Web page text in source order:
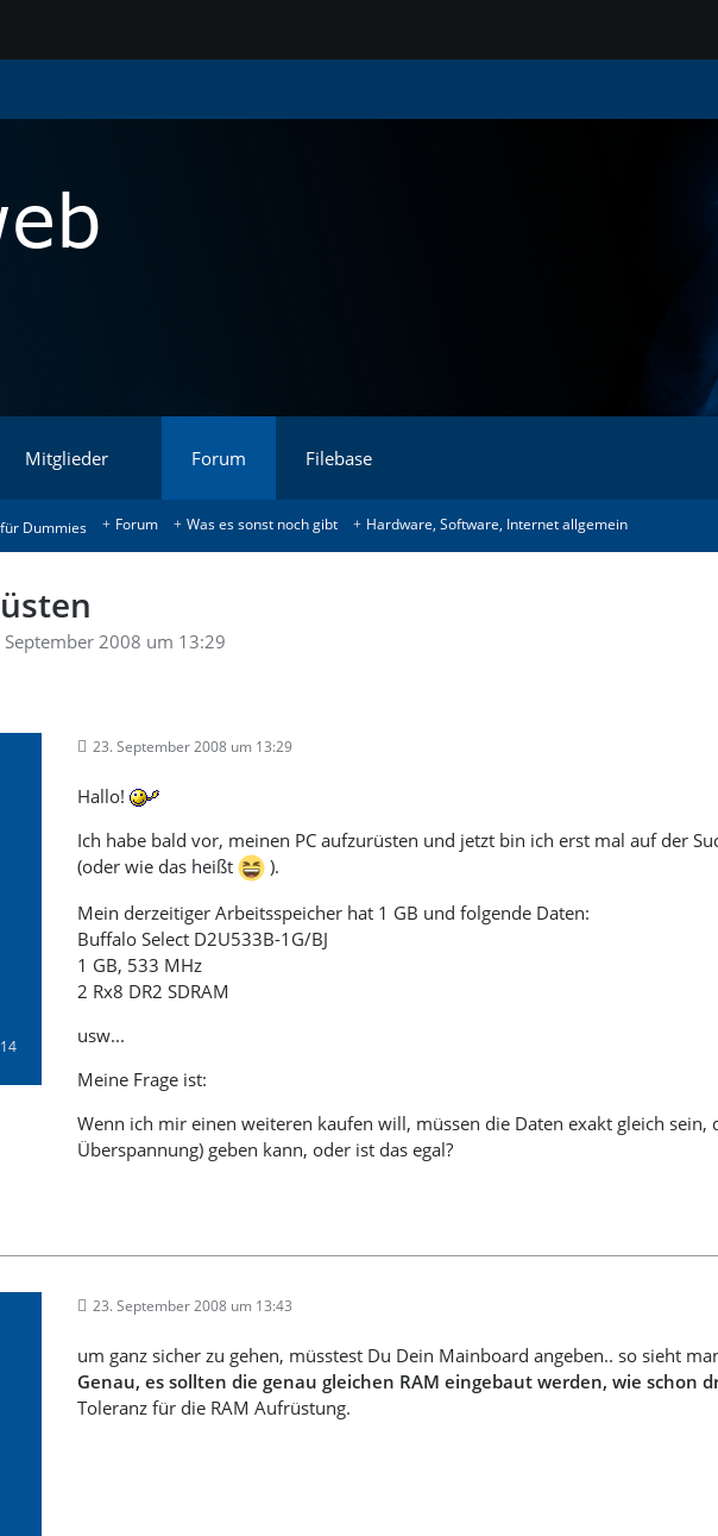
Mitglieder Forum Filebase
Dummies Forum Was es sonst noch gibt Hardware, Software, Internet allgemein
September 2008 um 13:29
23. September 2008 um 13:29
Hallo!
Ich habe bald vor, meinen PC aufzurüsten und jetzt bin ich erst mal auf der
(oder wie das heißt
).
Mein derzeitiger Arbeitsspeicher hat 1 GB und folgende Daten:
Buffalo Select D2U533B-1G/BJ
1 GB, 533 MHz
2 Rx8 DR2 SDRAM
usw...
Meine Frage ist:
Wenn ich mir einen weiteren kaufen will, müssen die Daten exakt gleich sein,
Überspannung) geben kann, oder ist das egal?
23. September 2008 um 13:43
um ganz sicher zu gehen, müsstest Du Dein Mainboard angeben.. so sieht
Genau, es sollten die genau gleichen RAM eingebaut werden, wie schon
Toleranz für die RAM Aufrüstung.